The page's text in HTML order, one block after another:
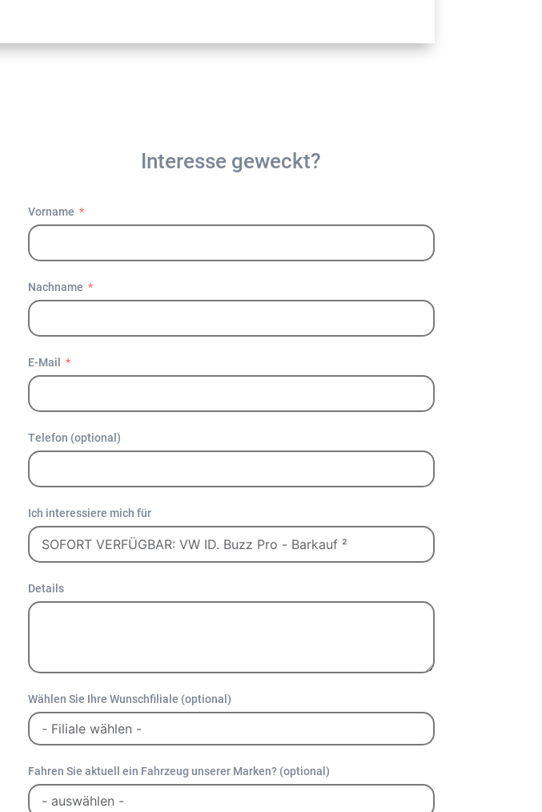
Interesse geweckt?
Vorname
Nachname
E-Mail
Telefon (optional)
Ich interessiere mich für
Details
Wählen Sie Ihre Wunschfiliale (optional)
Fahren Sie aktuell ein Fahrzeug unserer Marken? (optional)